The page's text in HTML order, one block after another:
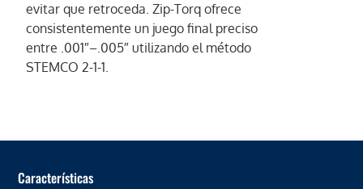
evitar que retroceda. Zip-Torq ofrece
consistentemente un juego final preciso
entre .001″–.005″ utilizando el método
STEMCO 2-1-1.
Características